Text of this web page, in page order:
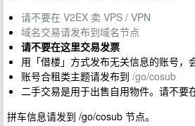
请不要在 V2EX 卖 VPS / VPN
域名交易请发布到域名节点
请不要在这里交易发票
用「借楼」方式发布无关信息的账号，
账号合租类主题请发布到 /go/cosub
二手交易是用于出售自用物件。请不要
拼车信息请发到 /go/cosub 节点。